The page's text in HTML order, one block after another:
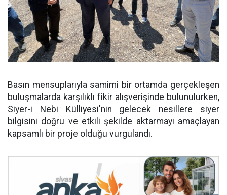
Basın mensuplarıyla samimi bir ortamda gerçekleşen
buluşmalarda karşılıklı fikir alışverişinde bulunulurken,
Siyer-i Nebi Külliyesi'nin gelecek nesillere siyer
bilgisini doğru ve etkili şekilde aktarmayı amaçlayan
kapsamlı bir proje olduğu vurgulandı.